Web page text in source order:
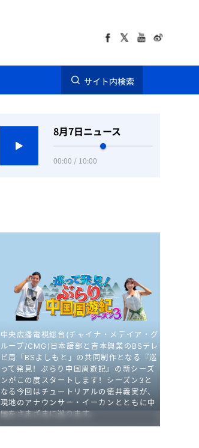
サイト内検索
8月7日ニュース
00:00 / 10:00